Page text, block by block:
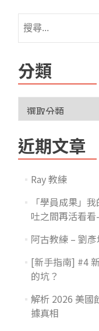
分類
近期文章
Ray 教練
「學員成果」
吐之間再活看
阿古教練 – 劉
[新手指南] #4
的坑？
解析 2026 美國
據真相